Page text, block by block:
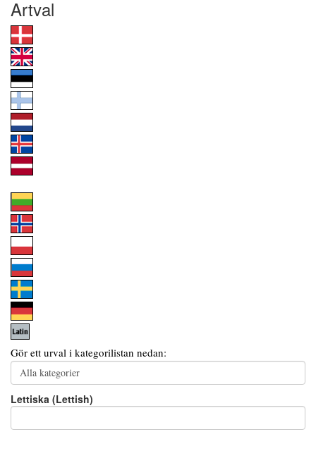
Artval
Gör ett urval i kategorilistan nedan:
Lettiska (Lettish)